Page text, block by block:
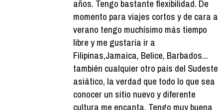
años. Tengo bastante flexibilidad. De
momento para viajes cortos y de cara a
verano tengo muchísimo más tiempo
libre y me gustaría ir a
Filipinas,Jamaica, Belice, Barbados...
también cualquier otro país del Sudeste
asiático, la verdad que todo lo que sea
conocer un sitio nuevo y diferente
cultura me encanta. Tengo muy buena